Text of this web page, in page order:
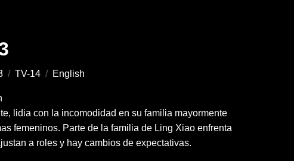
/ TV-14 / English
lidia con la incomodidad en su familia mayormente
femeninos. Parte de la familia de Ling Xiao enfrenta
a roles y hay cambios de expectativas.